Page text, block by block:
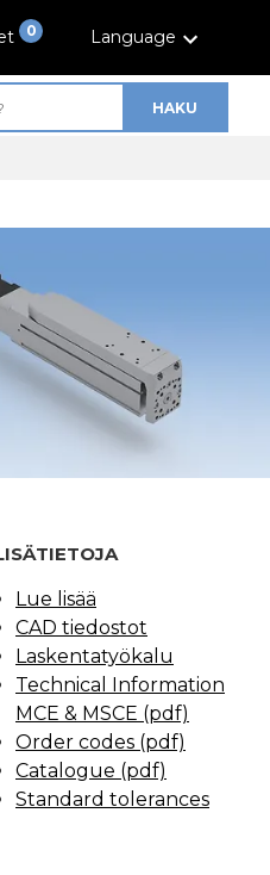
HAKU
0 Language
Lue lisää
CAD tiedostot
Laskentatyökalu
Technical Information
MCE & MSCE (pdf)
Order codes (pdf)
Catalogue (pdf)
Standard tolerances